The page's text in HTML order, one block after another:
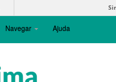
Navegar Ajuda